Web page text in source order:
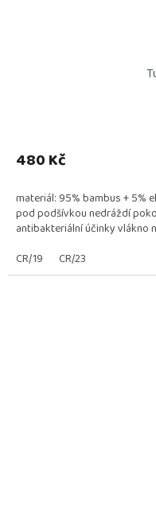
produktu
z
5
hvězdiček.
480 Kč
materiál: 95% bambus + 5%
pod podšívkou nedráždí
antibakteriální účinky vlákno
CR/19
CR/23